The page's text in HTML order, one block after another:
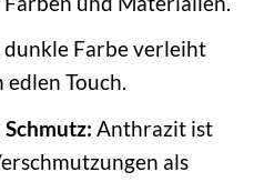
dunkle Farbe verleiht
edlen Touch.
Anthrazit ist
als